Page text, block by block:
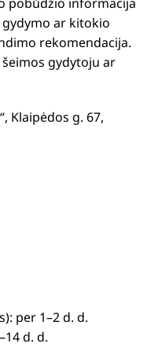
ar kitokio
rekomendacija.
gydytoju ar
Klaipėdos g. 67,
per 1–2 d. d.
d. d.